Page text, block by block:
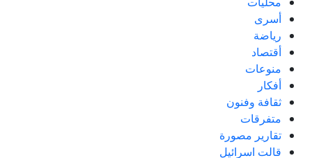
أسرى
رياضة
أقتصاد
منوعات
أفكار
ثقافة وفنون
متفرقات
تقارير مصورة
قالت اسرائيل